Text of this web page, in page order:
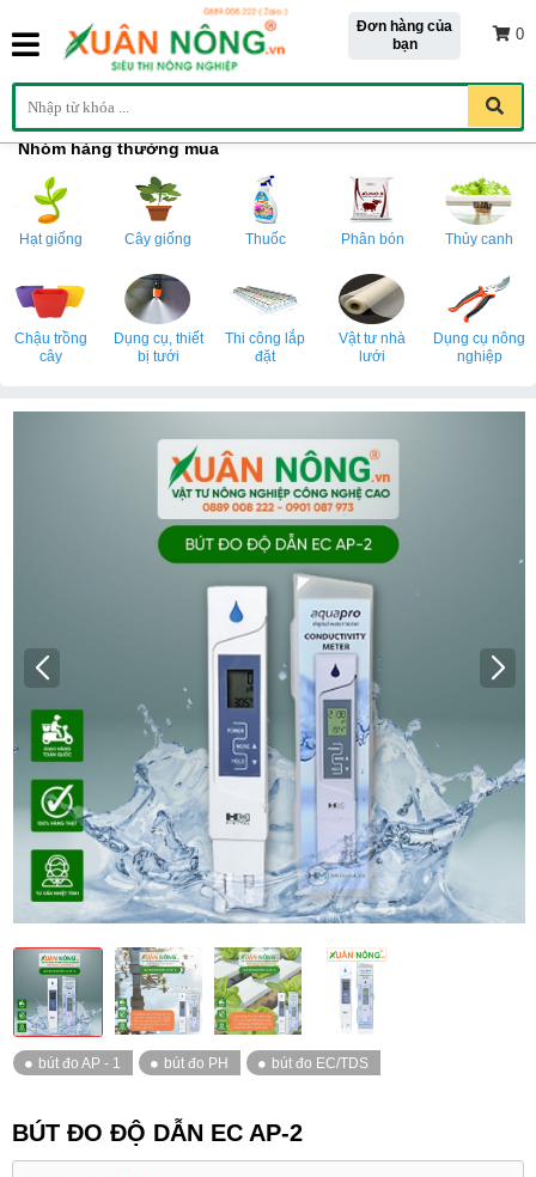
Đơn hàng của
bạn
0
Nhóm hàng thường mua
Hạt giống Cây giống Thuốc Phân bón Thủy canh
Chậu trồng
cây
Dụng cụ, thiết
bị tưới
Thi công lắp
đặt
Vật tư nhà
lưới
Dụng cụ nông
nghiệp
BÚT ĐO ĐỘ DẪN EC AP-2